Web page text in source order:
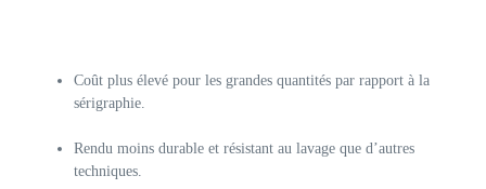
Coût plus élevé pour les grandes quantités par rapport à la
sérigraphie.
Rendu moins durable et résistant au lavage que d’autres
techniques.